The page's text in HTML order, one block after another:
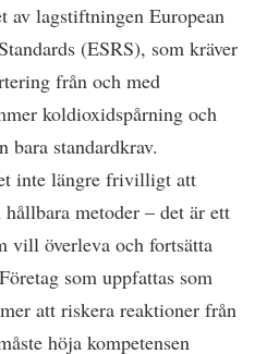
av lagstiftningen European
(ESRS), som kräver
från och med
koldioxidspårning och
bara standardkrav.
inte längre frivilligt att
metoder – det är ett
vill överleva och fortsätta
som uppfattas som
att riskera reaktioner från
höja kompetensen